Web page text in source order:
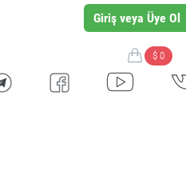
Giriş veya Üye Ol
$ 0